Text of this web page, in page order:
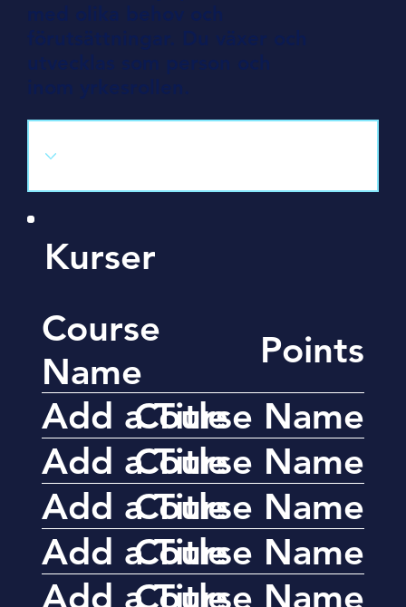
Kurser
Course
Name
Points
Add a TitleCourse Name
Add a TitleCourse Name
Add a TitleCourse Name
Add a TitleCourse Name
Add a TitleCourse Name